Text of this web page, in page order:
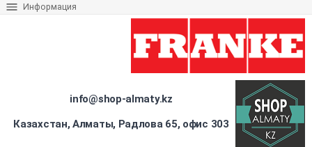
Информация
info@shop-almaty.kz
Казахстан, Алматы, Радлова 65, офис 303